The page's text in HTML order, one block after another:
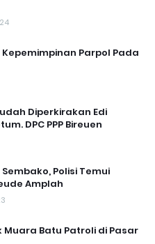
Kepemimpinan Parpol Pada
Diperkirakan Edi
DPC PPP Bireuen
Polisi Temui
Amplah
Muara Batu Patroli di Pasar